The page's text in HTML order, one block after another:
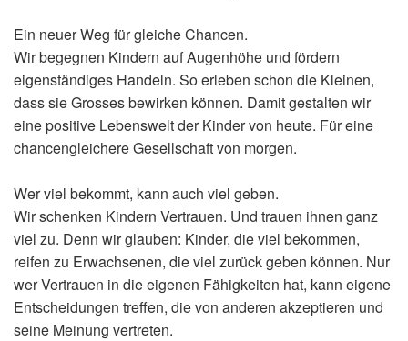
Ein neuer Weg für gleiche Chancen.
Wir begegnen Kindern auf Augenhöhe und fördern
eigenständiges Handeln. So erleben schon die Kleinen,
dass sie Grosses bewirken können. Damit gestalten wir
eine positive Lebenswelt der Kinder von heute. Für eine
chancengleichere Gesellschaft von morgen.
Wer viel bekommt, kann auch viel geben.
Wir schenken Kindern Vertrauen. Und trauen ihnen ganz
viel zu. Denn wir glauben: Kinder, die viel bekommen,
reifen zu Erwachsenen, die viel zurück geben können. Nur
wer Vertrauen in die eigenen Fähigkeiten hat, kann eigene
Entscheidungen treffen, die von anderen akzeptieren und
seine Meinung vertreten.